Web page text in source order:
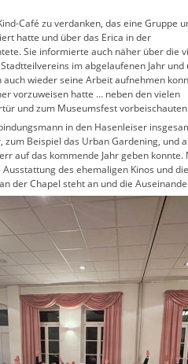
Café zu verdanken, das eine Gruppe
hatte und über das Erica in der
Sie informierte auch näher über die
im abgelaufenen Jahr und
wieder seine Arbeit aufnehmen
vorzuweisen hatte … neben den vielen
und zum Museumsfest
in den Hasenleiser
zum Beispiel das Urban Gardening,
auf das kommende Jahr geben
des ehemaligen Kinos und
der Chapel steht an und die